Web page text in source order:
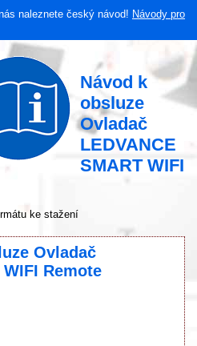
naleznete český návod! Návody pro
Návod k
obsluze
Ovladač
LEDVANCE
SMART WIFI
ke stažení
Ovladač
WIFI Remote